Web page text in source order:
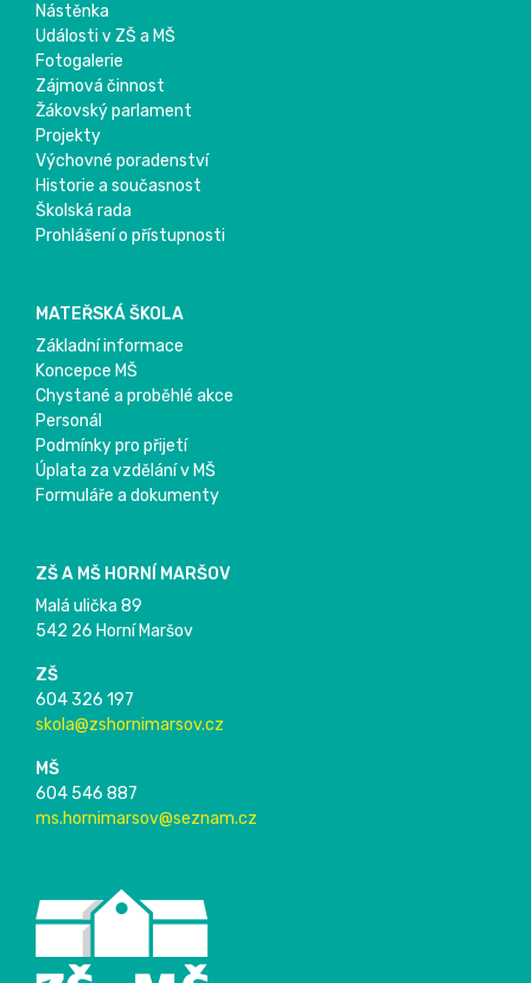
Nástěnka
Události v ZŠ a MŠ
Fotogalerie
Zájmová činnost
Žákovský parlament
Projekty
Výchovné poradenství
Historie a současnost
Školská rada
Prohlášení o přístupnosti
MATEŘSKÁ ŠKOLA
Základní informace
Koncepce MŠ
Chystané a proběhlé akce
Personál
Podmínky pro přijetí
Úplata za vzdělání v MŠ
Formuláře a dokumenty
ZŠ A MŠ HORNÍ MARŠOV
Malá ulička 89
542 26 Horní Maršov
ZŠ
604 326 197
skola@zshornimarsov.cz
MŠ
604 546 887
ms.hornimarsov@seznam.cz